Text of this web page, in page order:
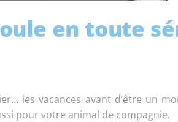
en toute
les vacances avant d’être un
pour votre animal de compagnie.